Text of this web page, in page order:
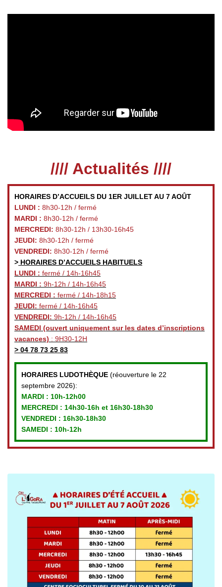
//// Actualités ////
HORAIRES D’ACCUEILS DU 1ER JUILLET AU 7 AOÛT
LUNDI : 8h30-12h / fermé
MARDI : 8h30-12h / fermé
MERCREDI: 8h30-12h / 13h30-16h45
JEUDI: 8h30-12h / fermé
VENDREDI: 8h30-12h / fermé
> HORAIRES D’ACCUEILS HABITUELS
LUNDI : fermé / 14h-16h45
MARDI : 9h-12h / 14h-16h45
MERCREDI : fermé / 14h-18h15
JEUDI: fermé / 14h-16h45
VENDREDI: 9h-12h / 14h-16h45
SAMEDI (ouvert uniquement sur les dates d’inscriptions
vacances) : 9H30-12H
> 04 78 73 25 83
HORAIRES LUDOTHÈQUE (réouverture le 22
septembre 2026):
MARDI : 10h-12h00
MERCREDI : 14h30-16h et 16h30-18h30
VENDREDI : 16h30-18h30
SAMEDI : 10h-12h